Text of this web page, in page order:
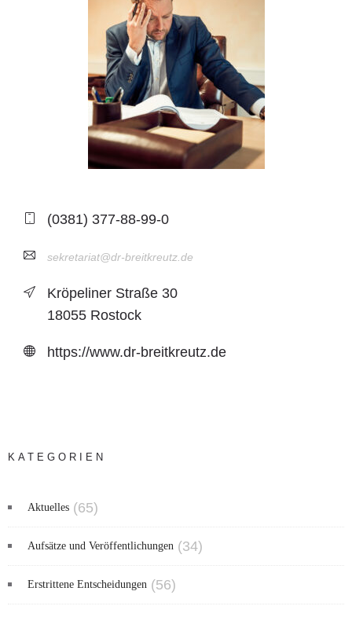
(0381) 377-88-99-0
sekretariat@dr-breitkreutz.de
Kröpeliner Straße 30
18055 Rostock
https://www.dr-breitkreutz.de
KATEGORIEN
Aktuelles (65)
Aufsätze und Veröffentlichungen (34)
Erstrittene Entscheidungen (56)